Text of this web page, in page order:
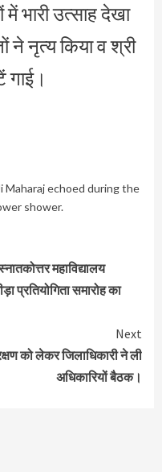
भारी उत्साह देखा
ने नृत्य किया व श्री
गाई।
Maharaj echoed during the
shower.
महाविद्यालय
प्रतियोगिता समारोह का
Next
को लेकर जिलाधिकारी ने ली
अधिकारियों बैठक।